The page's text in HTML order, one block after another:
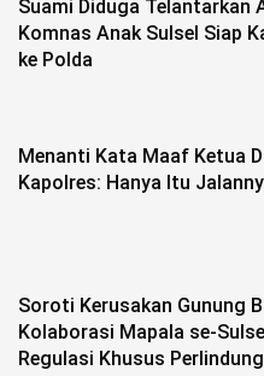
Suami Diduga Telantarkan
Komnas Anak Sulsel Siap
ke Polda
Menanti Kata Maaf Ketua
Kapolres: Hanya Itu
Soroti Kerusakan Gunung
Kolaborasi Mapala se-
Regulasi Khusus